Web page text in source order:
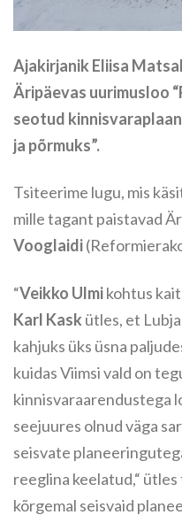
Ajakirjanik Eliisa
Äripäevas uurimusloo
seotud
ja põrmuks”.
Tsiteerime lugu, mis
mille tagant paistavad
Vooglaidi
“Veikko Ulmikohtus
Karl Kask ütles, et
kahjuks üks üsna
kuidas Viimsi vald on
kinnisvaraarendustega
seejuures olnud väga
seisvate
reeglina keelatud,“
kõrgemal seisvaid